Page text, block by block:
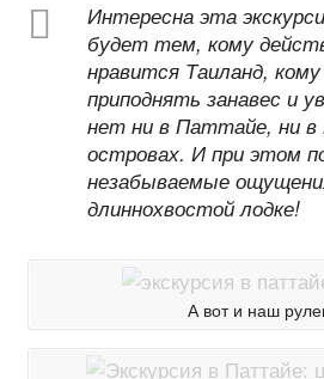
Интересна эта
будет тем, кому
нравится Таиланд,
приподнять занавес и
нет ни в Паттайе, ни в
островах. И при этом
незабываемые
длиннохвостой лодке!
А вот и наш